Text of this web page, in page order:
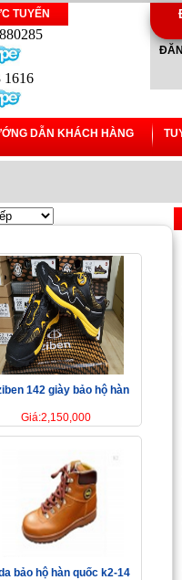
TUYẾN
1616
DẪN KHÁCH HÀNG
142 giày bảo hộ hàn
Giá:2,150,000
bảo hộ hàn quốc k2-14